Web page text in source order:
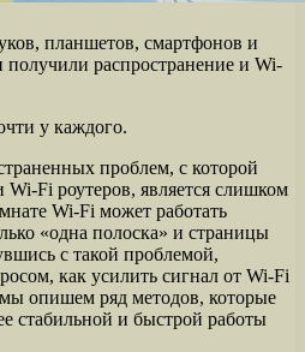
планшетов, смартфонов и
распространение и Wi-
у каждого.
проблем, с которой
Wi-Fi роутеров, является слишком
Wi-Fi может работать
«одна полоска» и страницы
с такой проблемой,
как усилить сигнал от Wi-Fi
опишем ряд методов, которые
стабильной и быстрой работы